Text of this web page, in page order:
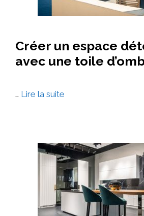
Créer un espace
avec une toile
… Lire la suite